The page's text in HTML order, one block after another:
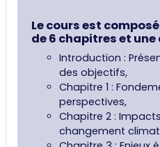
Le cours est
de 6 chapitres et une
Introduction :
des objectifs,
Chapitre 1 :
perspectives,
Chapitre 2 :
changement